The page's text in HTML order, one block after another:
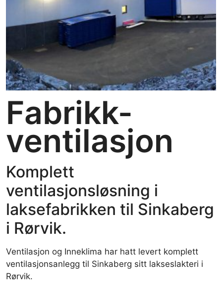
Fabrikk-
ventilasjon
Komplett
ventilasjonsløsning i
laksefabrikken til Sinkaberg
i Rørvik.
Ventilasjon og Inneklima har hatt levert komplett
ventilasjonsanlegg til Sinkaberg sitt lakseslakteri i
Rørvik.